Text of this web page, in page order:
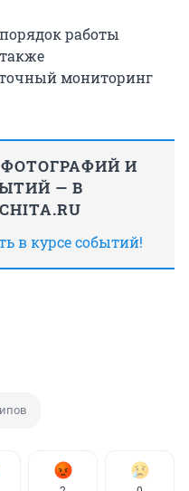
работы
мониторинг
И
— В
в курсе событий!